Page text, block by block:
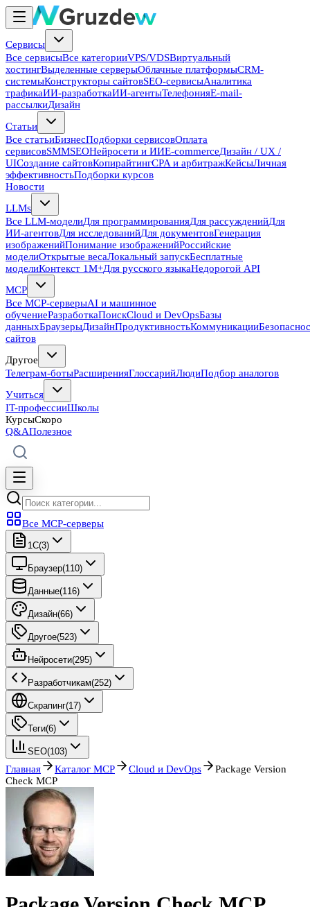
Сервисы
Все сервисыВсе категорииVPS/VDSВиртуальный
хостингВыделенные серверыОблачные платформыCRM-
системыКонструкторы сайтовSEO-сервисыАналитика
трафикаИИ-разработкаИИ-агентыТелефонияE-mail-
рассылкиДизайн
Статьи
Все статьиБизнесПодборки сервисовОплата
сервисовSMMSEOНейросети и ИИE-commerceДизайн / UX /
UIСоздание сайтовКопирайтингCPA и арбитражКейсыЛичная
эффективностьПодборки курсов
Новости
LLMs
Все LLM-моделиДля программированияДля рассужденийДля
ИИ-агентовДля исследованийДля документовГенерация
изображенийПонимание изображенийРоссийские
моделиОткрытые весаЛокальный запускБесплатные
моделиКонтекст 1M+Для русского языкаНедорогой API
MCP
Все MCP-серверыAI и машинное
обучениеРазработкаПоискCloud и DevOpsБазы
данныхБраузерыДизайнПродуктивностьКоммуникации
сайтов
Другое
Телеграм-ботыРасширенияГлоссарийЛюдиПодбор аналогов
Учиться
IT-профессииШколы
КурсыСкоро
Q&AПолезное
Все MCP-серверы
1C(3)
Браузер(110)
Данные(116)
Дизайн(66)
Другое(523)
Нейросети(295)
Разработчикам(252)
Скрапинг(17)
Теги(6)
SEO(103)
Главная Каталог MCP Cloud и DevOps
Package Version
Check MCP